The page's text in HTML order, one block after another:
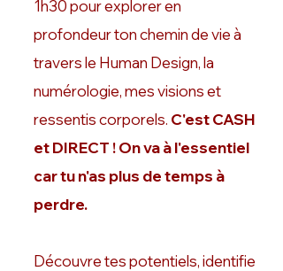
1h30 pour explorer en
profondeur ton chemin de vie à
travers le Human Design, la
numérologie, mes visions et
ressentis corporels. C'est CASH
et DIRECT ! On va à l'essentiel
car tu n'as plus de temps à
perdre.
Découvre tes potentiels, identifie